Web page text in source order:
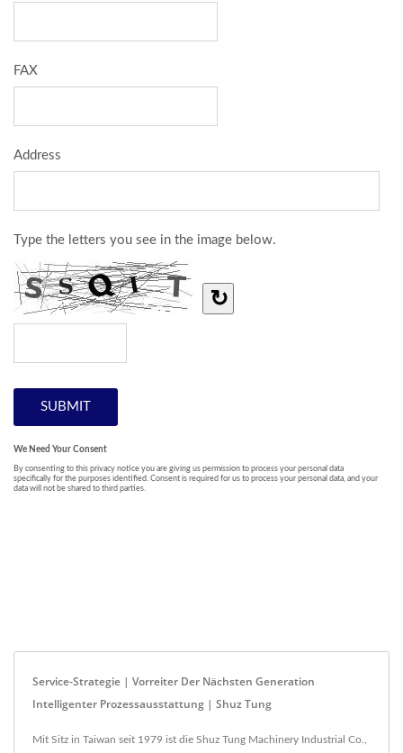
Service-Strategie | Vorreiter Der Nächsten Generation
Intelligenter Prozessausstattung | Shuz Tung
Mit Sitz in Taiwan seit 1979 ist die Shuz Tung Machinery Industrial Co.,